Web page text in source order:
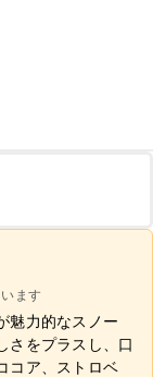
ます
魅力的なスノー
さをプラスし、口
コア、ストロベ